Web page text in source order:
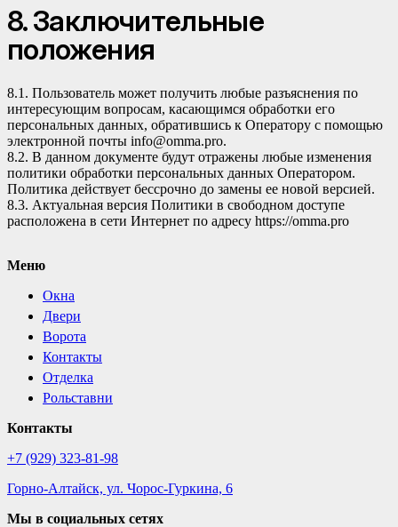
8. Заключительные
положения
8.1. Пользователь может получить любые разъяснения по
интересующим вопросам, касающимся обработки его
персональных данных, обратившись к Оператору с помощью
электронной почты info@omma.pro.
8.2. В данном документе будут отражены любые изменения
политики обработки персональных данных Оператором.
Политика действует бессрочно до замены ее новой версией.
8.3. Актуальная версия Политики в свободном доступе
расположена в сети Интернет по адресу https://omma.pro
Меню
Окна
Двери
Ворота
Контакты
Отделка
Рольставни
Контакты
+7 (929) 323-81-98
Горно-Алтайск, ул. Чорос-Гуркина, 6
Мы в социальных сетях